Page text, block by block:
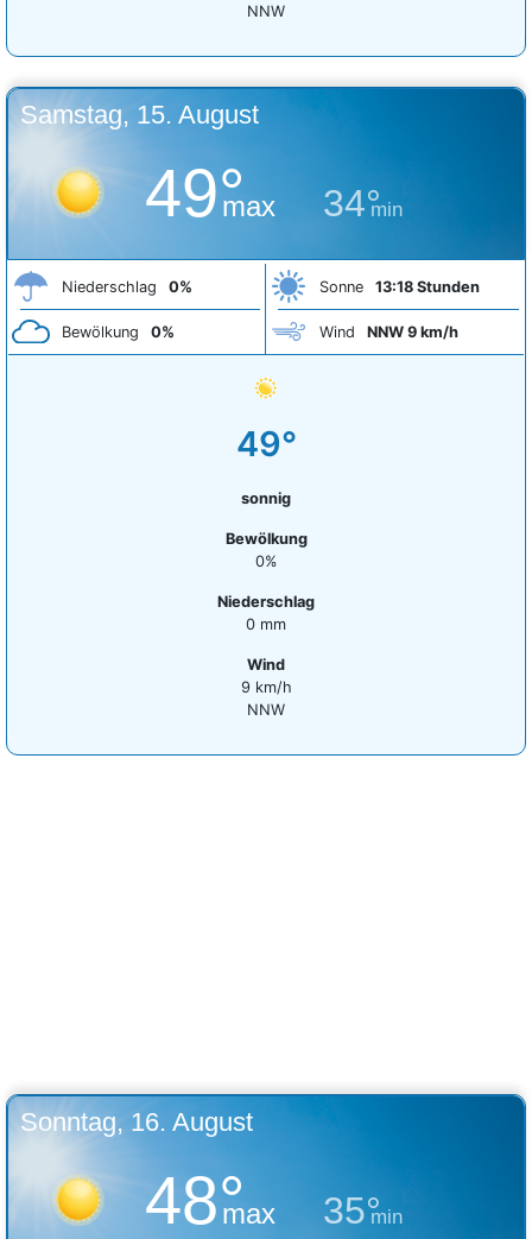
NNW
Samstag, 15. August
49°
max 34°
min
Niederschlag 0%
Bewölkung 0%
Sonne 13:18 Stunden
Wind NNW 9 km/h
49°
sonnig
Bewölkung
0%
Niederschlag
0 mm
Wind
9 km/h
NNW
Sonntag, 16. August
48°
max 35°
min